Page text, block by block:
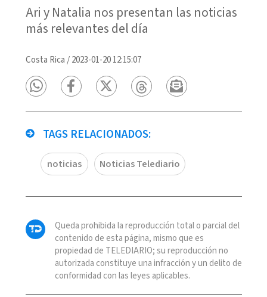
Ari y Natalia nos presentan las noticias
más relevantes del día
Costa Rica /2023-01-20 12:15:07
TAGS RELACIONADOS:
noticias Noticias Telediario
Queda prohibida la reproducción total o parcial del
contenido de esta página, mismo que es
propiedad de TELEDIARIO; su reproducción no
autorizada constituye una infracción y un delito de
conformidad con las leyes aplicables.